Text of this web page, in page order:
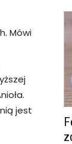
Mówi
jest